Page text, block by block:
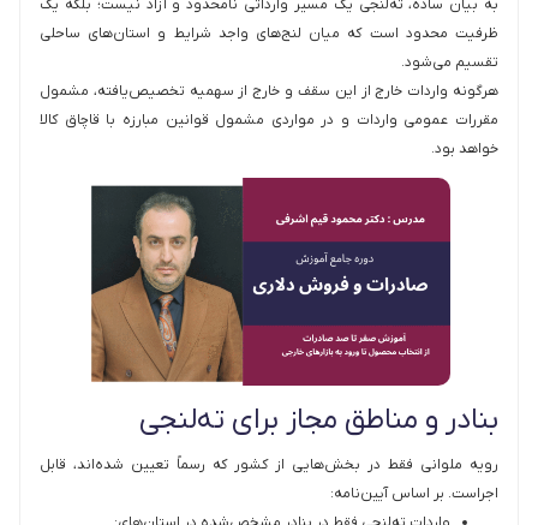
به بیان ساده، ته‌لنجی یک مسیر وارداتی نامحدود و آزاد نیست؛ بلکه یک
ظرفیت محدود است که میان لنج‌های واجد شرایط و استان‌های ساحلی
تقسیم می‌شود.
هرگونه واردات خارج از این سقف و خارج از سهمیه تخصیص‌یافته، مشمول
مقررات عمومی واردات و در مواردی مشمول قوانین مبارزه با قاچاق کالا
خواهد بود.
بنادر و مناطق مجاز برای ته‌لنجی
رویه ملوانی فقط در بخش‌هایی از کشور که رسماً تعیین شده‌اند، قابل
اجراست. بر اساس آیین‌نامه: